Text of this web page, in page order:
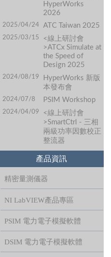
HyperWorks
2026
2025/04/24 ATC Taiwan 2025
2025/03/15
<線上研討會
>ATCx Simulate at
the Speed of
Design 2025
2024/08/19
HyperWorks 新版
本發布會
2024/07/8 PSIM Workshop
2024/04/09
<線上研討會
>SmartCtrl - 三相
兩級功率因數校正
整流器
產品資訊
精密量測儀器
NI LabVIEW產品專區
PSIM 電力電子模擬軟體
DSIM 電力電子模擬軟體